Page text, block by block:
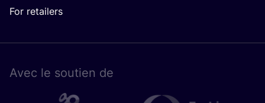
For retailers
Avec le sou­tien de